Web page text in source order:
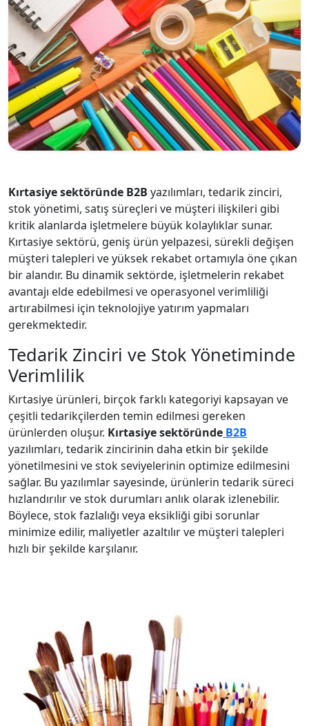
Kırtasiye sektöründe B2B yazılımları, tedarik zinciri,
stok yönetimi, satış süreçleri ve müşteri ilişkileri gibi
kritik alanlarda işletmelere büyük kolaylıklar sunar.
Kırtasiye sektörü, geniş ürün yelpazesi, sürekli değişen
müşteri talepleri ve yüksek rekabet ortamıyla öne çıkan
bir alandır. Bu dinamik sektörde, işletmelerin rekabet
avantajı elde edebilmesi ve operasyonel verimliliği
artırabilmesi için teknolojiye yatırım yapmaları
gerekmektedir.
Tedarik Zinciri ve Stok Yönetiminde
Verimlilik
Kırtasiye ürünleri, birçok farklı kategoriyi kapsayan ve
çeşitli tedarikçilerden temin edilmesi gereken
ürünlerden oluşur. Kırtasiye sektöründe B2B
yazılımları, tedarik zincirinin daha etkin bir şekilde
yönetilmesini ve stok seviyelerinin optimize edilmesini
sağlar. Bu yazılımlar sayesinde, ürünlerin tedarik süreci
hızlandırılır ve stok durumları anlık olarak izlenebilir.
Böylece, stok fazlalığı veya eksikliği gibi sorunlar
minimize edilir, maliyetler azaltılır ve müşteri talepleri
hızlı bir şekilde karşılanır.